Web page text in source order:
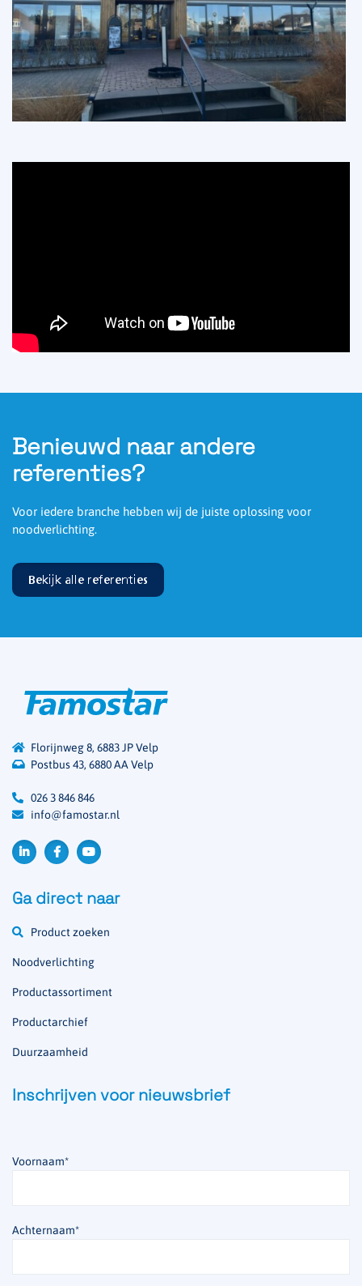
Benieuwd naar andere
referenties?
Voor iedere branche hebben wij de juiste oplossing voor
noodverlichting.
Bekijk alle referenties
Florijnweg 8, 6883 JP Velp
Postbus 43, 6880 AA Velp
026 3 846 846
info@famostar.nl
Ga direct naar
Product zoeken
Noodverlichting
Productassortiment
Productarchief
Duurzaamheid
Inschrijven voor nieuwsbrief
Voornaam*
Achternaam*